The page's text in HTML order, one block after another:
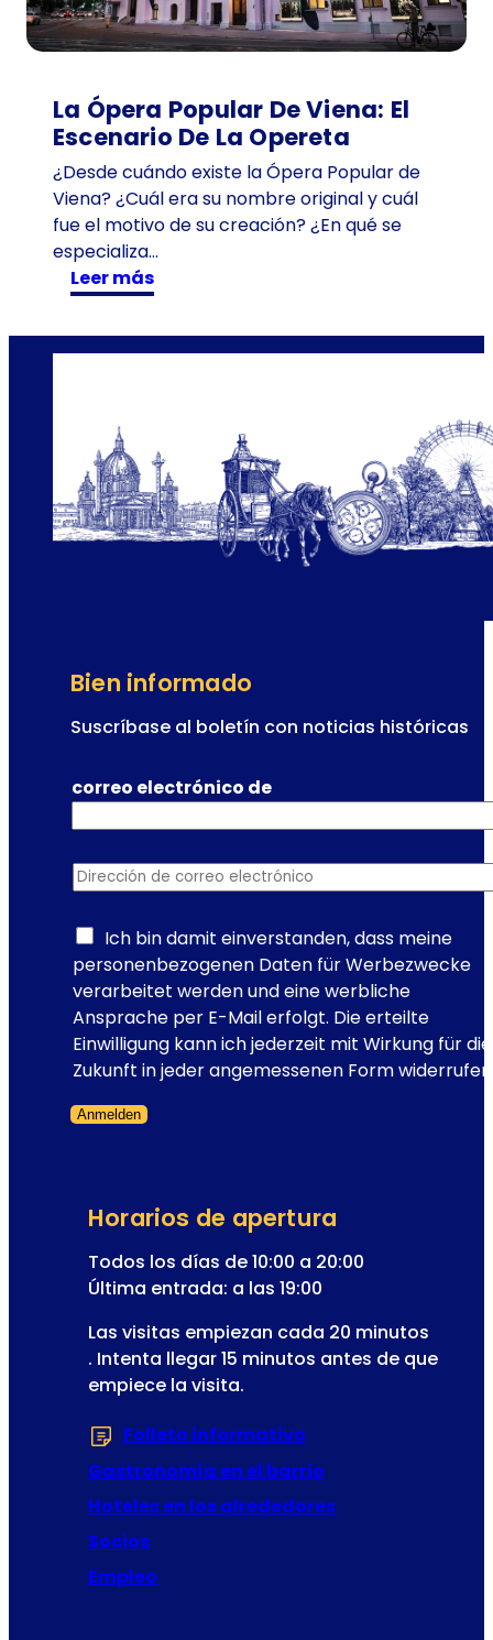
1
0
ñ
o
s
e
n
T
i
e
T
e
l
La Ópera Popular De Viena: El
Escenario De La Opereta
¿Desde cuándo existe la Ópera Popular de
Viena? ¿Cuál era su nombre original y cuál
fue el motivo de su creación? ¿En qué se
especializa…
Leer más:
L
a
Ó
a
P
o
p
d
e
V
e
n
a
:
e
e
s
c
e
n
a
e
l
a
o
e
r
e
a
Bien informado
Suscríbase al boletín con noticias históricas
correo electrónico de
Dirección de correo electrónico
Ich bin damit einverstanden, dass meine
personenbezogenen Daten für Werbezwecke
verarbeitet werden und eine werbliche
Ansprache per E-Mail erfolgt. Die erteilte
Einwilligung kann ich jederzeit mit Wirkung für die
Zukunft in jeder angemessenen Form
Anmelden
Horarios de apertura
Todos los días de 10:00 a 20:00
Última entrada: a las 19:00
Las visitas empiezan cada 20 minutos
. Intenta llegar 15 minutos antes de que
empiece la visita.
Folleto informativo
Gastronomía en el barrio
Hoteles en los alrededores
Socios
Empleo